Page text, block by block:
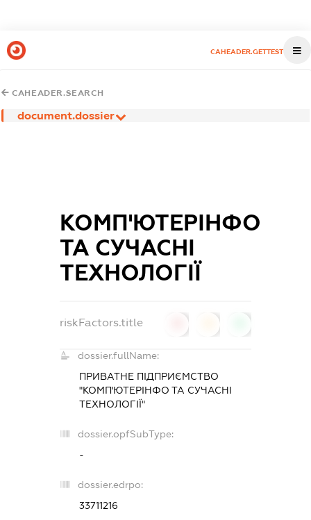
CAHEADER.GETTEST
CAHEADER.SEARCH
document.dossier
КОМП'ЮТЕРІНФО
ТА СУЧАСНІ
ТЕХНОЛОГІЇ
riskFactors.title
dossier.fullName:
ПРИВАТНЕ ПІДПРИЄМСТВО
"КОМП'ЮТЕРІНФО ТА СУЧАСНІ
ТЕХНОЛОГІЇ"
dossier.opfSubType:
-
dossier.edrpo:
33711216